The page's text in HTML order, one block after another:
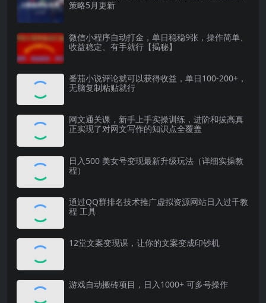
策略5月更新
微信小程序自动打金，单日稳稳9张，操作简单、
收益稳定、有手就行【揭秘】
番茄小说评论就可以获得收益，单日100-200+，
无脑复制粘贴就行
网文通关课，新手上手实操训练，进阶和拔高真
正实现了对网文写作的知识点全覆盖
日入500 美女号变现最新升级玩法（详细实操教
程）
通过QQ群排名技术推广虚拟资源网站日入过千教
程 工具
12堂文案变现课，让你的文案变成印钞机
游戏自动搬砖项目，日入1000+ 可多号操作